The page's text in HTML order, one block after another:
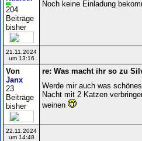
204
Beiträge
bisher
Noch keine Einladung
21.11.2024
um 13:16
Von
Janx
23
Beiträge
bisher
re: Was macht ihr so zu
Werde mir auch was
Nacht mit 2 Katzen
weinen
22.11.2024
um 14:48